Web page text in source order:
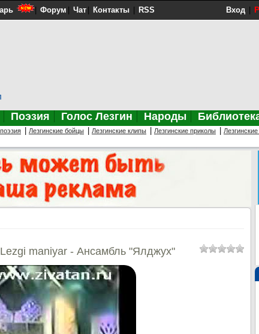
Форум Чат Контакты RSS Вход
Поэзия Голос Лезгин Народы
Лезгинские бойцы Лезгинские клипы Лезгинские приколы
maniyar - Ансамбль "Ялджух"